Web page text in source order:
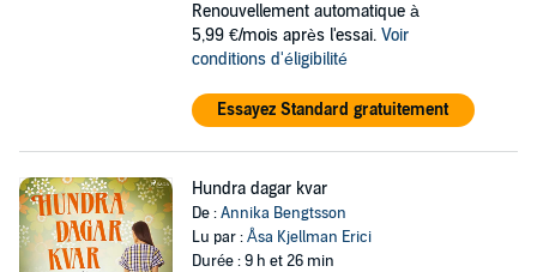
Renouvellement automatique à
5,99 €/mois après l'essai. Voir
conditions d'éligibilité
Essayez Standard gratuitement
Hundra dagar kvar
De :Annika Bengtsson
Lu par :Åsa Kjellman Erici
Durée : 9 h et 26 min